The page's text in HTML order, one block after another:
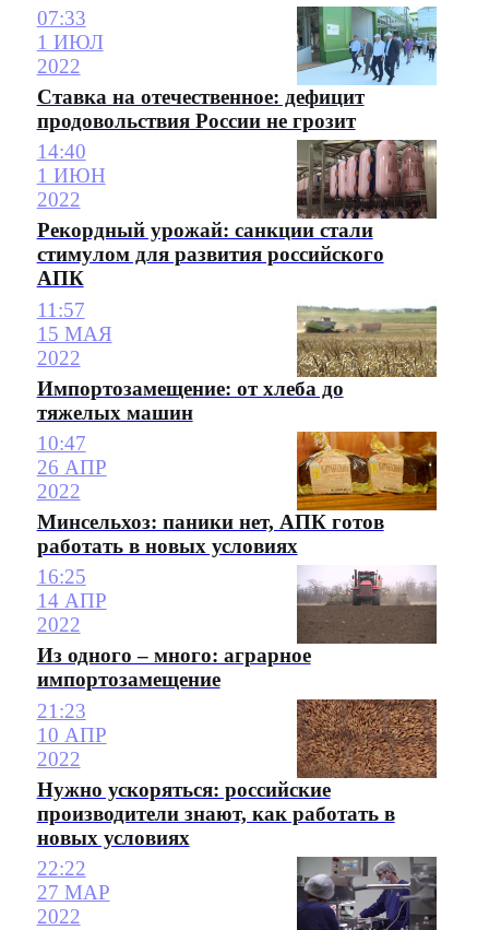
07:33
1 ИЮЛ
2022
Ставка на отечественное: дефицит
продовольствия России не грозит
14:40
1 ИЮН
2022
Рекордный урожай: санкции стали
стимулом для развития российского
АПК
11:57
15 МАЯ
2022
Импортозамещение: от хлеба до
тяжелых машин
10:47
26 АПР
2022
Минсельхоз: паники нет, АПК готов
работать в новых условиях
16:25
14 АПР
2022
Из одного – много: аграрное
импортозамещение
21:23
10 АПР
2022
Нужно ускоряться: российские
производители знают, как работать в
новых условиях
22:22
27 МАР
2022